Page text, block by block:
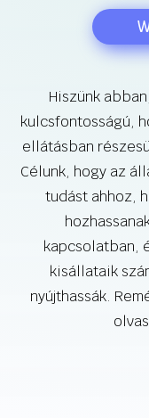
Hiszünk
kulcsfontosságú,
ellátásban
Célunk, hogy az
tudást ahhoz,
kapcsolatban,
kisállataik
nyújthassák.